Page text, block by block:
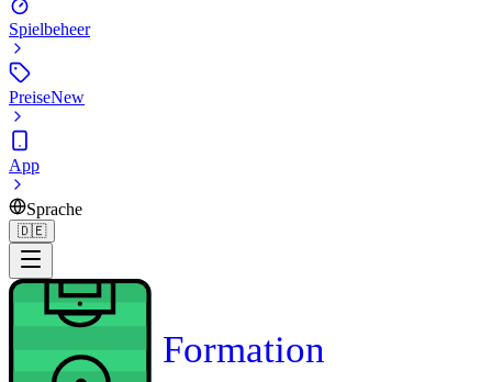
Spielbeheer
PreiseNew
App
Sprache
🇩🇪
Formation